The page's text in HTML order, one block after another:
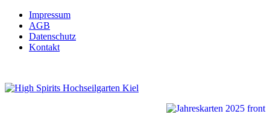
Impressum
AGB
Datenschutz
Kontakt